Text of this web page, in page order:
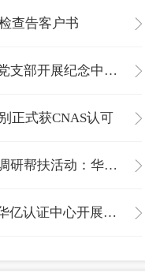
查告客户书
中共华亿认证中心有限公司党支部开展纪念中国共产党成立105周年主题党日活动
正式获CNAS认可
民建省直八支部瓦斯营盘村调研帮扶活动：华亿认证中心爱心捐赠温暖校园
守护生命，“救”在身边——华亿认证中心开展应急救护专项培训